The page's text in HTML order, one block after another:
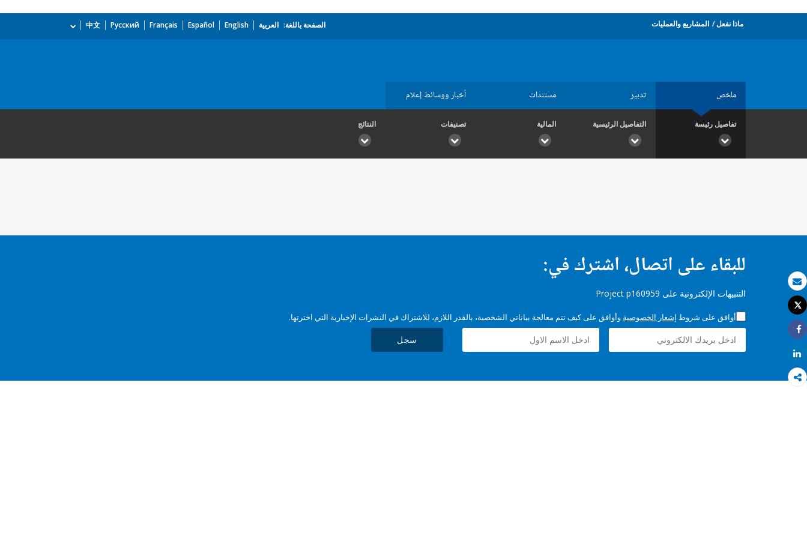
بريد الكتروني
طباعة
Tweet
Share
Share
ماذا نفعل المشاريع والعمليات الصفحة باللغة: العربية English
Español
Français
Русский
中文
ملخص تدبير مستندات أخبار ووسائط إعلام
تفاصيل رئيسة التفاصيل الرئيسية المالية تصنيفات النتائج
للبقاء على اتصال، اشترك في:
التنبيهات الإلكترونية على Project p160959
أوافق على شروط إشعار الخصوصية وأوافق على كيف تتم معالجة بياناتي الشخصية، بالقدر اللازم، للاشتراك في النشرات الإخبارية التي اخترتها.
سجل